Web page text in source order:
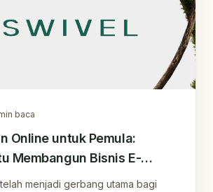
baca
Online untuk Pemula:
Membangun Bisnis E-
Berkelanjutan
menjadi gerbang utama bagi